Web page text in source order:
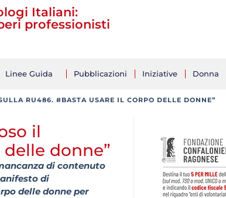
Italiani:
professionisti
Linee Guida Pubblicazioni Iniziative Donna
RU486. #BASTA USARE IL CORPO DELLE DONNE”
il
donne”
di contenuto
di
delle donne per